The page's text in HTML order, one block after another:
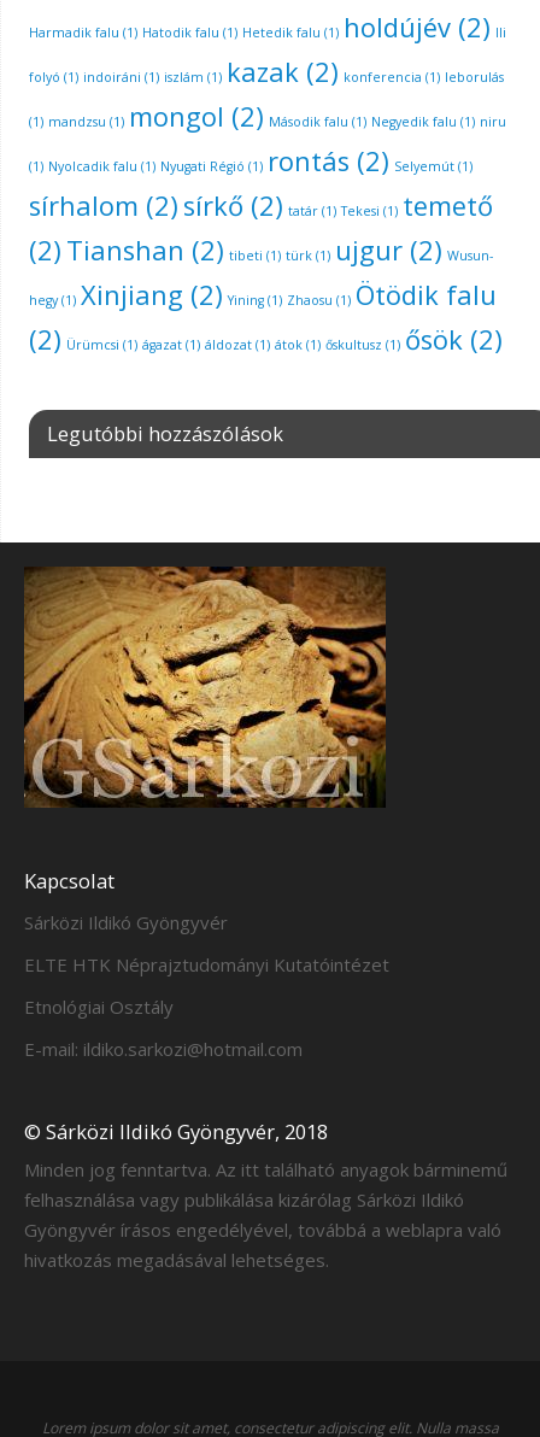
Harmadik falu (1) Hatodik falu (1) Hetedik falu (1) holdújév(2) Ili
folyó (1) indoiráni (1) iszlám (1) kazak(2) konferencia (1) leborulás
(1) mandzsu (1) mongol (2) Második falu (1) Negyedik falu (1) niru
(1) Nyolcadik falu (1) Nyugati Régió (1) rontás (2) Selyemút(1)
sírhalom (2) sírkő (2) tatár(1) Tekesi (1) temető
(2) Tianshan (2) tibeti (1) türk(1) ujgur(2) Wusun-
hegy(1) Xinjiang (2) Yining(1) Zhaosu (1) Ötödik falu
(2) Ürümcsi (1) ágazat(1) áldozat(1) átok(1) őskultusz (1) ősök(2)
Legutóbbi hozzászólások
Kapcsolat
Sárközi Ildikó Gyöngyvér
ELTE HTK Néprajztudományi Kutatóintézet
Etnológiai Osztály
E-mail: ildiko.sarkozi@hotmail.com
© Sárközi Ildikó Gyöngyvér, 2018
Minden jog fenntartva. Az itt található anyagok bárminemű
felhasználása vagy publikálása kizárólag Sárközi Ildikó
Gyöngyvér írásos engedélyével, továbbá a weblapra való
hivatkozás megadásával lehetséges.
Lorem ipsum dolor sit amet, consectetur adipiscing elit. Nulla massa